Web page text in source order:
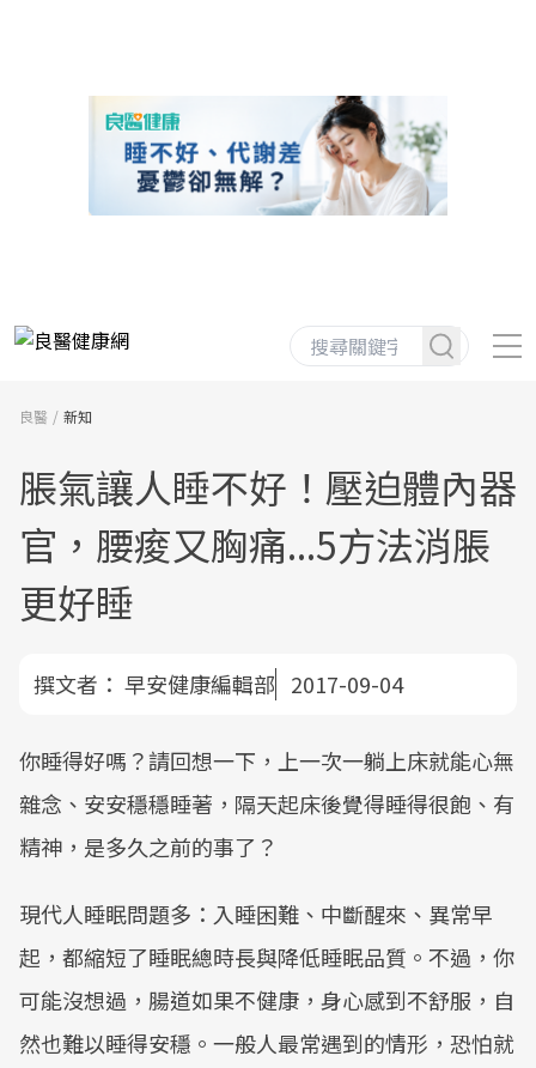
良醫 新知
脹氣讓人睡不好！壓迫體內器
官，腰痠又胸痛...5方法消脹
更好睡
撰文者： 早安健康編輯部 2017-09-04
你睡得好嗎？請回想一下，上一次一躺上床就能心無
雜念、安安穩穩睡著，隔天起床後覺得睡得很飽、有
精神，是多久之前的事了？
現代人睡眠問題多：入睡困難、中斷醒來、異常早
起，都縮短了睡眠總時長與降低睡眠品質。不過，你
可能沒想過，腸道如果不健康，身心感到不舒服，自
然也難以睡得安穩。一般人最常遇到的情形，恐怕就